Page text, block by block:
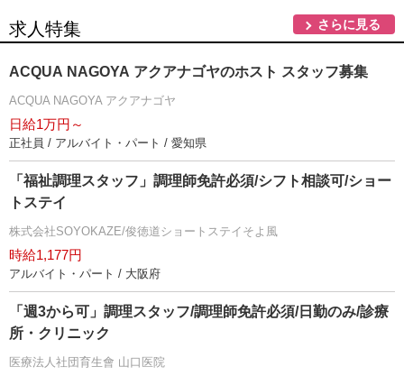
求人特集 さらに見る
ACQUA NAGOYA アクアナゴヤのホスト スタッフ募集
ACQUA NAGOYA アクアナゴヤ
日給1万円～
正社員 / アルバイト・パート / 愛知県
「福祉調理スタッフ」調理師免許必須/シフト相談可/ショー
トステイ
株式会社SOYOKAZE/俊徳道ショートステイそよ風
時給1,177円
アルバイト・パート / 大阪府
「週3から可」調理スタッフ/調理師免許必須/日勤のみ/診療
所・クリニック
医療法人社団育生會 山口医院